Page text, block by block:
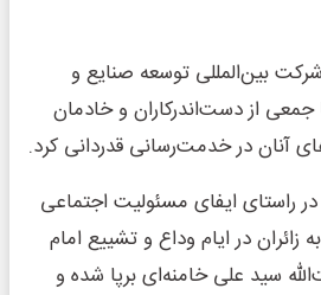
بین‌المللی توسعه صنایع و
از دست‌اندرکاران و خادمان
آنان در خدمت‌رسانی قدردانی کرد.
راستای ایفای مسئولیت اجتماعی
در ایام وداع و تشییع امام
سید علی خامنه‌ای برپا شده و